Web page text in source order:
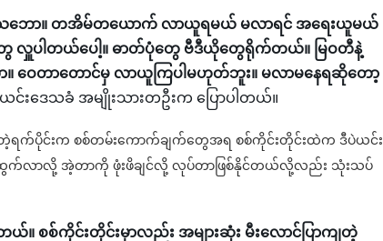
ော။ တအိမ်တယောက် လာယူရမယ် မလာရင် အရေးယူမယ်
လှူပါတယ်ပေါ့။ ဓာတ်ပုံတွေ ဗီဒီယိုတွေရိုက်တယ်။ မြဝတီနဲ့
ဝေတာတောင်မှ လာယူကြပါမဟုတ်ဘူး။ မလာမနေရဆိုတော့
င်းဒေသခံ အမျိုးသားတဦးက ပြောပါတယ်။
ရက်ပိုင်းက စစ်တမ်းကောက်ချက်တွေအရ စစ်ကိုင်းတိုင်းထဲက ဒီပဲယင်း
ေထွက်လာလို့ အဲ့တာကို ဖုံးဖိချင်လို့ လုပ်တာဖြစ်နိုင်တယ်လို့လည်း သုံးသပ်
စစ်ကိုင်းတိုင်းမှာလည်း အများဆုံး မီးလောင်ပြာကျတဲ့